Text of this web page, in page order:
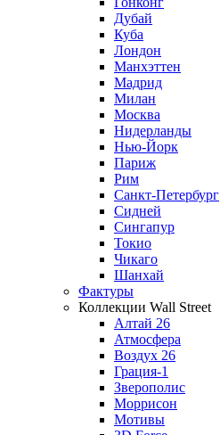
Дубай
Куба
Лондон
Манхэттен
Мадрид
Милан
Москва
Нидерланды
Нью-Йорк
Париж
Рим
Санкт-Петербург
Сидней
Сингапур
Токио
Чикаго
Шанхай
Фактуры
Коллекции Wall Street
Алтай 26
Атмосфера
Воздух 26
Грация-1
Зверополис
Моррисон
Мотивы